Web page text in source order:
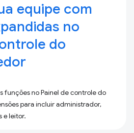
equipe com
no
do
funções no Painel de controle do
para incluir administrador,
e leitor.